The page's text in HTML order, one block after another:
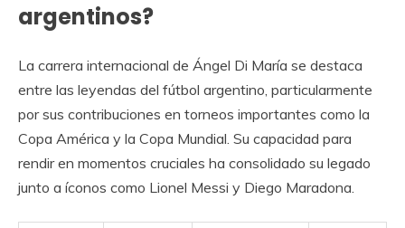
argentinos?
La carrera internacional de Ángel Di María se destaca
entre las leyendas del fútbol argentino, particularmente
por sus contribuciones en torneos importantes como la
Copa América y la Copa Mundial. Su capacidad para
rendir en momentos cruciales ha consolidado su legado
junto a íconos como Lionel Messi y Diego Maradona.